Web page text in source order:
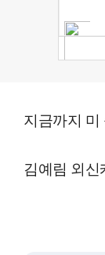
지금까지
김예림 외신